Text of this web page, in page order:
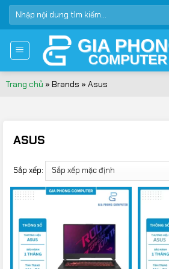
Bỏ
qua
dung
TÌM
KIẾM:
Trang chủ » Brands » Asus
ASUS
Sắp xếp: